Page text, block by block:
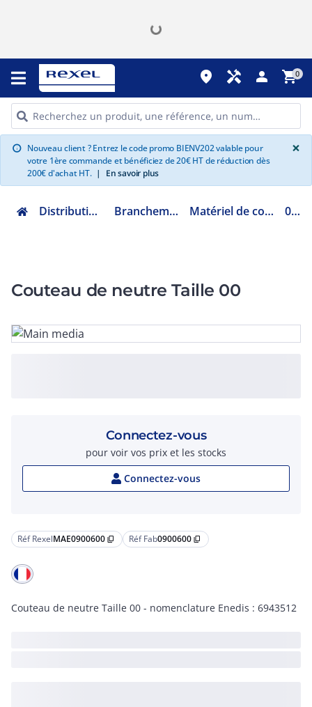
place handyman person shopping_cart0
info Nouveau client ? Entrez le code promo BIENV202 valable pour
votre 1ère commande et bénéficiez de 20€ HT de réduction dès
200€ d'achat HT. | En savoir plus
×
Distribution et gestion de l'énergie Branchement au réseau électrique Matériel de colonne montante et horizontale 0900600
Couteau de neutre Taille 00
Réf RexelMAE0900600 content_copy Réf Fab0900600 content_copy
Couteau de neutre Taille 00 - nomenclature Enedis : 6943512
Connectez-vous
pour voir vos prix et les stocks
Connectez-vous